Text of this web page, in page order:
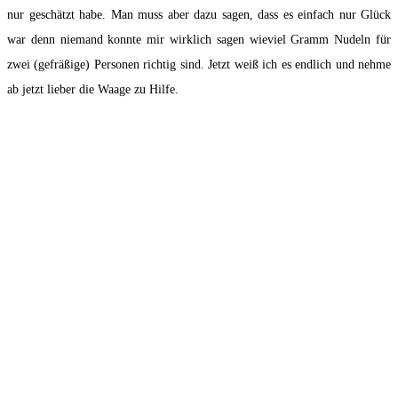
nur geschätzt habe. Man muss aber dazu sagen, dass es einfach nur Glück
war denn niemand konnte mir wirklich sagen wieviel Gramm Nudeln für
zwei (gefräßige) Personen richtig sind. Jetzt weiß ich es endlich und nehme
ab jetzt lieber die Waage zu Hilfe.